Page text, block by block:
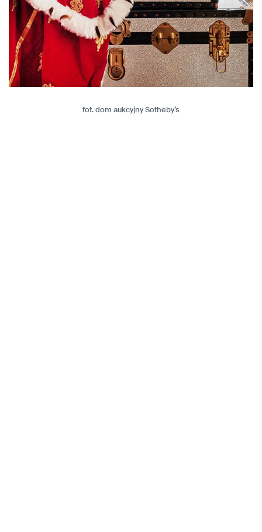
fot. dom aukcyjny Sotheby’s